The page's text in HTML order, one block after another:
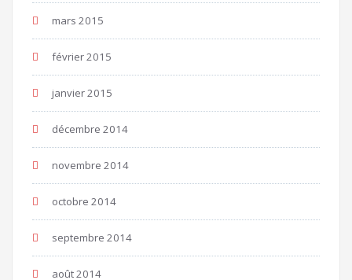
mars 2015
février 2015
janvier 2015
décembre 2014
novembre 2014
octobre 2014
septembre 2014
août 2014